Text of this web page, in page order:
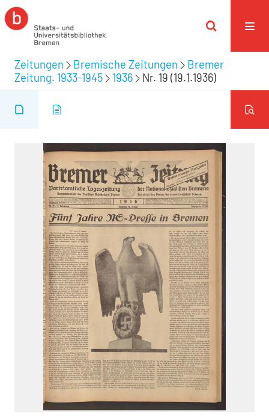
Zeitungen Bremische Zeitungen
Bremer
Zeitung. 1933-1945
1936 Nr. 19 (19.1.1936)